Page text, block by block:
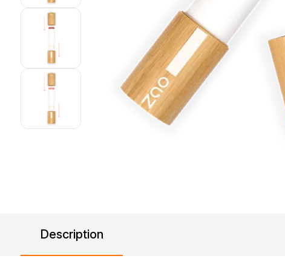
Description